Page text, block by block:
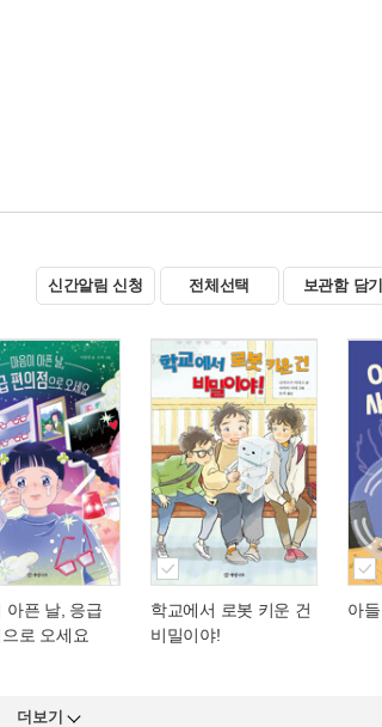
신간알림 신청 전체선택 보관함 담기
아픈 날, 응급
로 오세요
학교에서 로봇 키운 건
비밀이야!
아
더보기